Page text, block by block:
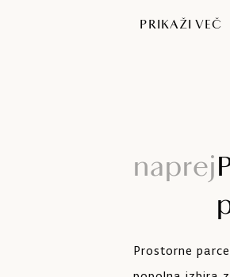
PRIKAŽI VEČ
naprej
Prostorne